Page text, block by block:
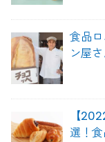
食品
ン屋
【
選！